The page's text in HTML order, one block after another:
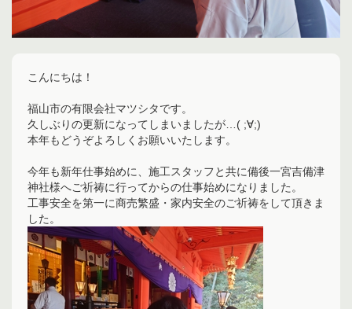
こんにちは！
福山市の有限会社マツシタです。
久しぶりの更新になってしまいましたが…( ;∀;)
本年もどうぞよろしくお願いいたします。
今年も新年仕事始めに、施工スタッフと共に備後一宮吉備津
神社様へご祈祷に行ってからの仕事始めになりました。
工事安全を第一に商売繁盛・家内安全のご祈祷をして頂きま
した。